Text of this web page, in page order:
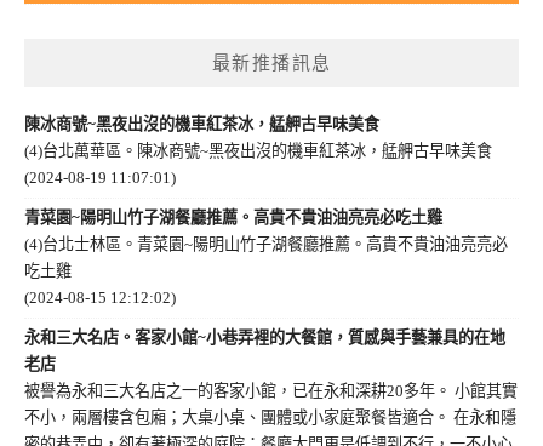
最新推播訊息
陳冰商號~黑夜出沒的機車紅茶冰，艋舺古早味美食
(4)台北萬華區。陳冰商號~黑夜出沒的機車紅茶冰，艋舺古早味美食
(2024-08-19 11:07:01)
青菜園~陽明山竹子湖餐廳推薦。高貴不貴油油亮亮必吃土雞
(4)台北士林區。青菜園~陽明山竹子湖餐廳推薦。高貴不貴油油亮亮必
吃土雞
(2024-08-15 12:12:02)
永和三大名店。客家小館~小巷弄裡的大餐館，質感與手藝兼具的在地
老店
被譽為永和三大名店之一的客家小館，已在永和深耕20多年。 小館其實
不小，兩層樓含包廂；大桌小桌、團體或小家庭聚餐皆適合。 在永和隱